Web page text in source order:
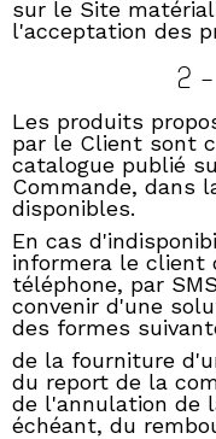
sur le Site
l'acceptation des
2 -
Les produits
par le Client sont
catalogue publié
Commande, dans
disponibles.
En cas
informera le client
téléphone, par
convenir d'une
des formes
de la fourniture
du report de la
de l'annulation de
échéant, du